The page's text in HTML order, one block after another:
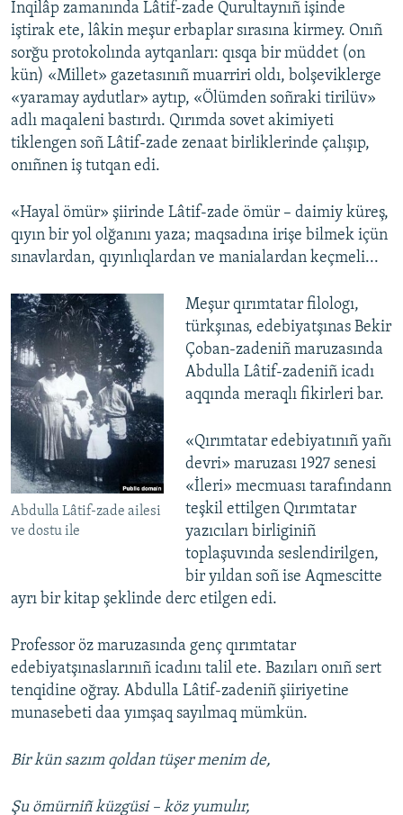
İnqilâp zamanında Lâtif-zade Qurultaynıñ işinde
iştirak ete, lâkin meşur erbaplar sırasına kirmey. Onıñ
sorğu protokolında aytqanları: qısqa bir müddet (on
kün) «Millet» gazetasınıñ muarriri oldı, bolşeviklerge
«yaramay aydutlar» aytıp, «Ölümden soñraki tirilüv»
adlı maqaleni bastırdı. Qırımda sovet akimiyeti
tiklengen soñ Lâtif-zade zenaat birliklerinde çalışıp,
onıñnen iş tutqan edi.
«Hayal ömür» şiirinde Lâtif-zade ömür – daimiy küreş,
qıyın bir yol olğanını yaza; maqsadına irişe bilmek içün
sınavlardan, qıyınlıqlardan ve manialardan keçmeli...
Abdulla Lâtif-zade ailesi
ve dostu ile
Meşur qırımtatar filologı,
türkşınas, edebiyatşınas Bekir
Çoban-zadeniñ maruzasında
Abdulla Lâtif-zadeniñ icadı
aqqında meraqlı fikirleri bar.
«Qırımtatar edebiyatınıñ yañı
devri» maruzası 1927 senesi
«İleri» mecmuası tarafındann
teşkil ettilgen Qırımtatar
yazıcıları birliginiñ
toplaşuvında seslendirilgen,
bir yıldan soñ ise Aqmescitte
ayrı bir kitap şeklinde derc etilgen edi.
Professor öz maruzasında genç qırımtatar
edebiyatşınaslarınıñ icadını talil ete. Bazıları onıñ sert
tenqidine oğray. Abdulla Lâtif-zadeniñ şiiriyetine
munasebeti daa yımşaq sayılmaq mümkün.
Bir kün sazım qoldan tüşer menim de,
Şu ömürniñ küzgüsi – köz yumulır,